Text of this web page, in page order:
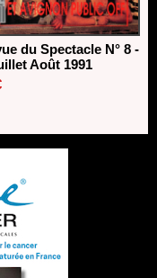
du Spectacle N° 8 -
Août 1991